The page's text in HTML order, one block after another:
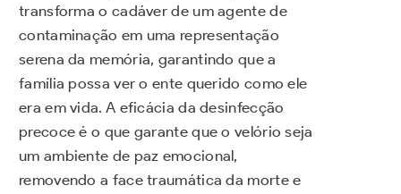
transforma o cadáver de um agente de
contaminação em uma representação
serena da memória, garantindo que a
família possa ver o ente querido como ele
era em vida. A eficácia da desinfecção
precoce é o que garante que o velório seja
um ambiente de paz emocional,
removendo a face traumática da morte e